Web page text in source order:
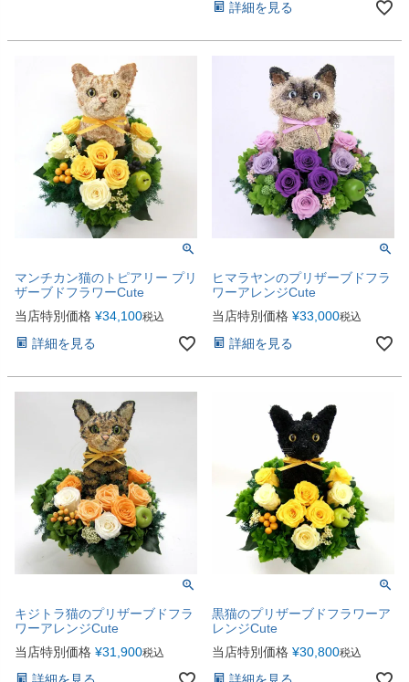
詳細を見る
マンチカン猫のトピアリー プリ
ザーブドフラワーCute
当店特別価格 ¥34,100税込
詳細を見る
ヒマラヤンのプリザーブドフラ
ワーアレンジCute
当店特別価格 ¥33,000税込
詳細を見る
キジトラ猫のプリザーブドフラ
ワーアレンジCute
当店特別価格 ¥31,900税込
黒猫のプリザーブドフラワーア
レンジCute
当店特別価格 ¥30,800税込